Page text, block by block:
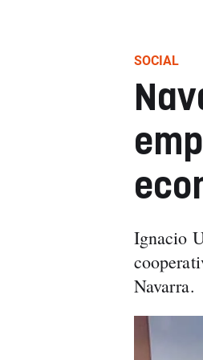
SOCIAL
Ignacio
Navarra.